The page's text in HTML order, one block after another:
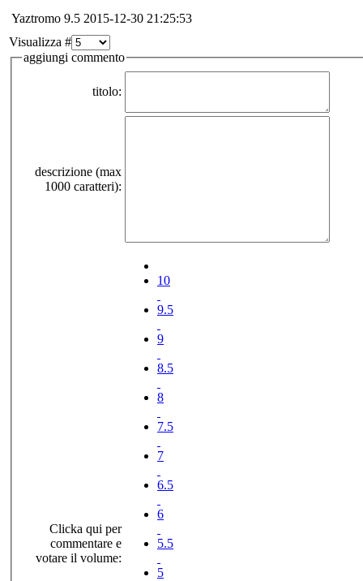
Yaztromo 9.5 2015-12-30 21:25:53
Visualizza #
aggiungi commento
titolo:
descrizione (max
1000 caratteri):
Clicka qui per
commentare e
votare il volume:
10
9.5
9
8.5
8
7.5
7
6.5
6
5.5
5